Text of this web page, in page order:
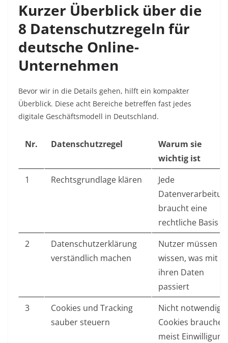
Kurzer Überblick über die
8 Datenschutzregeln für
deutsche Online-
Unternehmen
Bevor wir in die Details gehen, hilft ein kompakter
Überblick. Diese acht Bereiche betreffen fast jedes
digitale Geschäftsmodell in Deutschland.
Nr. Datenschutzregel
Warum sie
wichtig ist
1
Rechtsgrundlage klären
Jede
braucht eine
rechtliche Basis
2
Datenschutzerklärung
verständlich machen
Nutzer müssen
wissen, was mit
ihren Daten
passiert
3
Cookies und Tracking
sauber steuern
Nicht notwendige
Cookies brauchen
meist Einwilligung